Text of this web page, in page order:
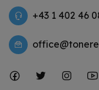
+43 1 402 46